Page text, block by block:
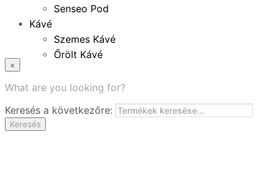
Senseo Pod
Kávé
Szemes Kávé
Őrölt Kávé
Instant Kávé
Zacskó Tea
Tartozékok
×
What are you looking for?
Keresés a következőre:
Keresés